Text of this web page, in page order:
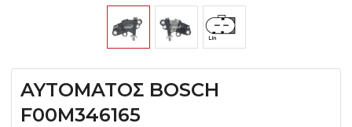
AYTOMATOΣ BOSCH
F00M346165